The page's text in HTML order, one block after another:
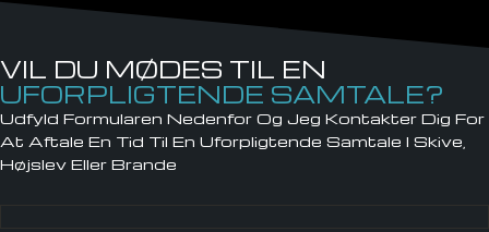
VIL DU MØDES TIL EN
UFORPLIGTENDE SAMTALE?
Udfyld Formularen Nedenfor Og Jeg Kontakter Dig For
At Aftale En Tid Til En Uforpligtende Samtale I Skive,
Højslev Eller Brande